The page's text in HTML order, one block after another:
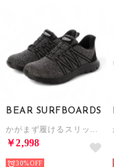
BEAR SURFBOARDS
￥2,998
30%